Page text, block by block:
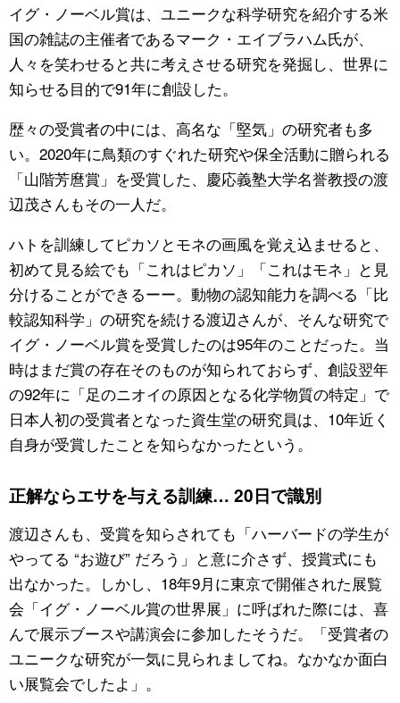
イグ・ノーベル賞は、ユニークな科学研究を紹介する米
国の雑誌の主催者であるマーク・エイブラハム氏が、
人々を笑わせると共に考えさせる研究を発掘し、世界に
知らせる目的で91年に創設した。
歴々の受賞者の中には、高名な「堅気」の研究者も多
い。2020年に鳥類のすぐれた研究や保全活動に贈られる
「山階芳麿賞」を受賞した、慶応義塾大学名誉教授の渡
辺茂さんもその一人だ。
ハトを訓練してピカソとモネの画風を覚え込ませると、
初めて見る絵でも「これはピカソ」「これはモネ」と見
分けることができるーー。動物の認知能力を調べる「比
較認知科学」の研究を続ける渡辺さんが、そんな研究で
イグ・ノーベル賞を受賞したのは95年のことだった。当
時はまだ賞の存在そのものが知られておらず、創設翌年
の92年に「足のニオイの原因となる化学物質の特定」で
日本人初の受賞者となった資生堂の研究員は、10年近く
自身が受賞したことを知らなかったという。
正解ならエサを与える訓練… 20日で識別
渡辺さんも、受賞を知らされても「ハーバードの学生が
やってる “お遊び” だろう」と意に介さず、授賞式にも
出なかった。しかし、18年9月に東京で開催された展覧
会「イグ・ノーベル賞の世界展」に呼ばれた際には、喜
んで展示ブースや講演会に参加したそうだ。「受賞者の
ユニークな研究が一気に見られましてね。なかなか面白
い展覧会でしたよ」。